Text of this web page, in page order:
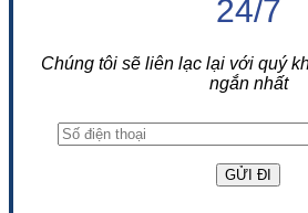
24/7
Chúng tôi sẽ liên lạc lại với quý
ngắn nhất